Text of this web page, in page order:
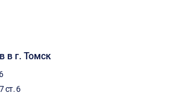
в г. Томск
ст. 6